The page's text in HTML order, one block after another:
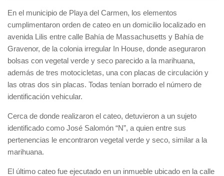
En el municipio de Playa del Carmen, los elementos
cumplimentaron orden de cateo en un domicilio localizado en
avenida Lilis entre calle Bahía de Massachusetts y Bahía de
Gravenor, de la colonia irregular In House, donde aseguraron
bolsas con vegetal verde y seco parecido a la marihuana,
además de tres motocicletas, una con placas de circulación y
las otras dos sin placas. Todas tenían borrado el número de
identificación vehicular.
Cerca de donde realizaron el cateo, detuvieron a un sujeto
identificado como José Salomón “N”, a quien entre sus
pertenencias le encontraron vegetal verde y seco, similar a la
marihuana.
El último cateo fue ejecutado en un inmueble ubicado en la calle